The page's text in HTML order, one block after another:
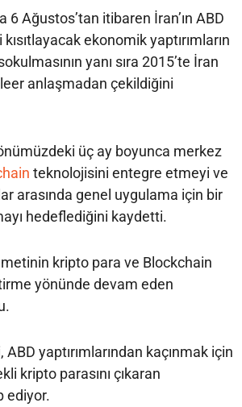
6 Ağustos’tan itibaren İran’ın ABD
kısıtlayacak ekonomik yaptırımların
yanı sıra 2015’te İran
anlaşmadan çekildiğini
üç ay boyunca merkez
teknolojisini entegre etmeyi ve
arasında genel uygulama için bir
hedeflediğini kaydetti.
kripto para ve Blockchain
yönünde devam eden
ABD yaptırımlarından kaçınmak için
kripto parasını çıkaran
ediyor.